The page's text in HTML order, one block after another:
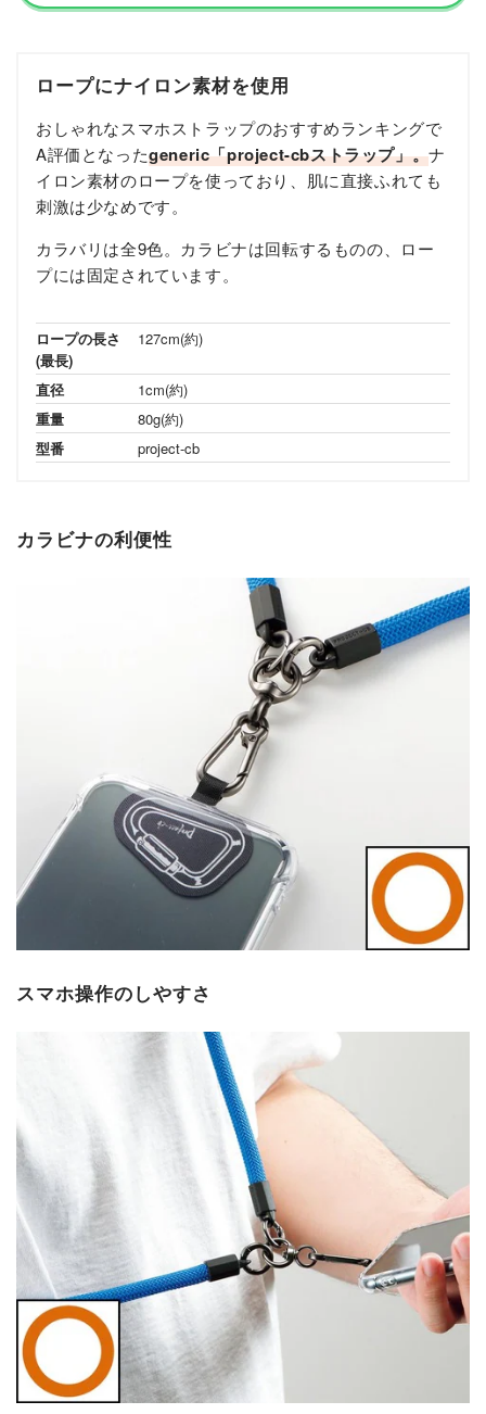
ロープにナイロン素材を使用
おしゃれなスマホストラップのおすすめランキングで
A評価となったgeneric「project-cbストラップ」。ナ
イロン素材のロープを使っており、肌に直接ふれても
刺激は少なめです。
カラバリは全9色。カラビナは回転するものの、ロー
プには固定されています。
ロープの長さ
(最長)
127cm(約)
直径
1cm(約)
重量
80g(約)
型番
project-cb
カラビナの利便性
スマホ操作のしやすさ